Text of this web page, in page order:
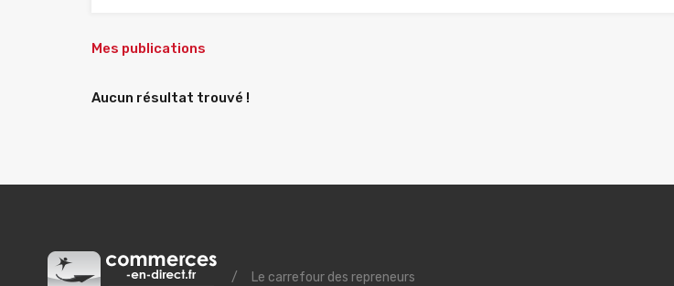
Mes publications
Aucun résultat trouvé !
/ Le carrefour des repreneurs